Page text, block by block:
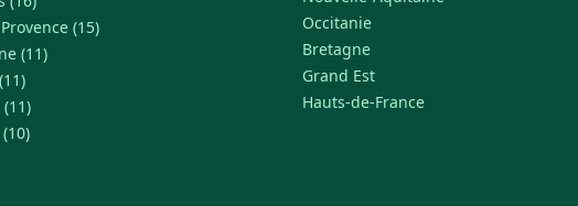
(15)
(11)
Occitanie
Bretagne
Grand Est
Hauts-de-France